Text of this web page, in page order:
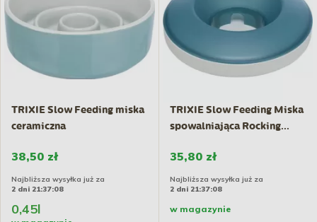
TRIXIE Slow Feeding miska
ceramiczna
38,50 zł
Najbliższa wysyłka już za
2 dni 21:37:08
0,45l
TRIXIE Slow Feeding Miska
spowalniająca Rocking...
35,80 zł
Najbliższa wysyłka już za
2 dni 21:37:08
w magazynie